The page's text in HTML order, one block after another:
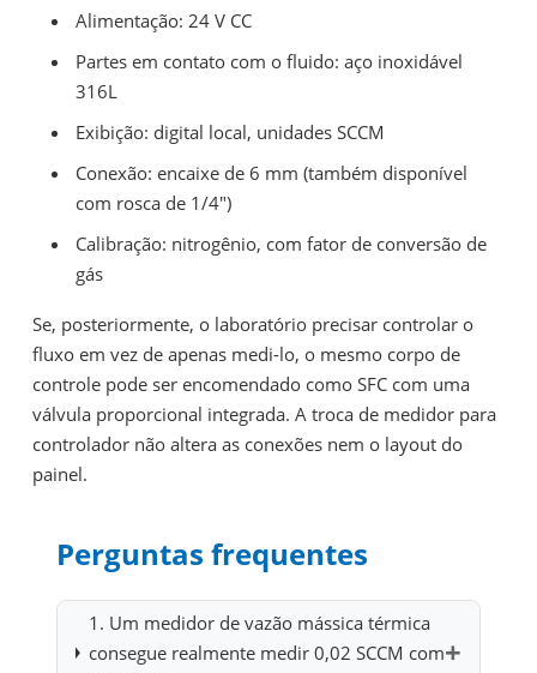
Alimentação: 24 V CC
Partes em contato com o fluido: aço inoxidável
316L
Exibição: digital local, unidades SCCM
Conexão: encaixe de 6 mm (também disponível
com rosca de 1/4")
Calibração: nitrogênio, com fator de conversão de
gás
Se, posteriormente, o laboratório precisar controlar o
fluxo em vez de apenas medi-lo, o mesmo corpo de
controle pode ser encomendado como SFC com uma
válvula proporcional integrada. A troca de medidor para
controlador não altera as conexões nem o layout do
painel.
Perguntas frequentes
1. Um medidor de vazão mássica térmica
consegue realmente medir 0,02 SCCM com